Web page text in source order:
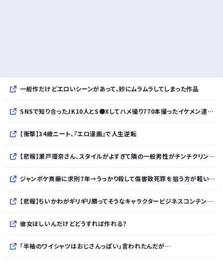
一般作だけどエロいシーンがあって、妙にムラムラしてしまった作品
SNSで知り合ったJK10人とS●Xしてハメ撮り770本撮ったイケメン逮捕wwwwwwwwwwwwwww
【衝撃】34歳ニート、『エロ漫画』で人生逆転
【悲報】瀬戸環奈さん、スタイルがよすぎて隣の一般男性がチンチクリンに見えてしまうｗｗｗｗｗｗｗｗｗｗ
ジャンポケ斉藤に求刑7年→うっかり殺して傷害致死罪を狙う方が軽いと話題に
【悲報】ちいかわがギリギリ勝ってそうなキャラクタービジネスコンテンツｗｗｗｗｗｗｗｗｗｗ
彼女ほしいんだけどどうすれば作れる？
「半袖のワイシャツはおじさんっぽい」言われたんだが…